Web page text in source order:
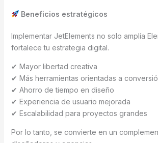
Beneficios estratégicos
Implementar JetElements no solo amplía
fortalece tu estrategia digital.
✔ Mayor libertad creativa
✔ Más herramientas orientadas a
✔ Ahorro de tiempo en diseño
✔ Experiencia de usuario mejorada
✔ Escalabilidad para proyectos grandes
Por lo tanto, se convierte en un